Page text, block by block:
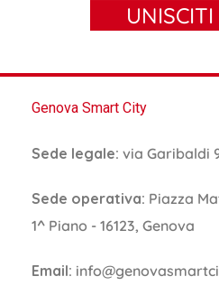
Genova Smart City
Sede legale: via Garibaldi
Sede operativa: Piazza
1^ Piano - 16123, Genova
Email: